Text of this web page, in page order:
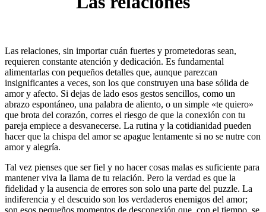
Las relaciones, sin importar cuán fuertes y prometedoras sean,
requieren constante atención y dedicación. Es fundamental
alimentarlas con pequeños detalles que, aunque parezcan
insignificantes a veces, son los que construyen una base sólida de
amor y afecto. Si dejas de lado esos gestos sencillos, como un
abrazo espontáneo, una palabra de aliento, o un simple «te quiero»
que brota del corazón, corres el riesgo de que la conexión con tu
pareja empiece a desvanecerse. La rutina y la cotidianidad pueden
hacer que la chispa del amor se apague lentamente si no se nutre con
amor y alegría.
Tal vez pienses que ser fiel y no hacer cosas malas es suficiente para
mantener viva la llama de tu relación. Pero la verdad es que la
fidelidad y la ausencia de errores son solo una parte del puzzle. La
indiferencia y el descuido son los verdaderos enemigos del amor;